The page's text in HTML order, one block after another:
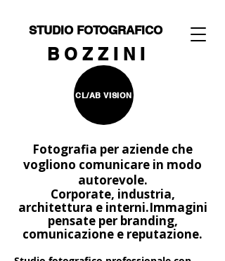
STUDIO FOTOGRAFICO
B O Z Z I N I
CL/AB VISION
Fotografia per aziende che
vogliono comunicare in modo
autorevole.
Corporate, industria,
architettura e interni.Immagini
pensate per branding,
comunicazione e reputazione.